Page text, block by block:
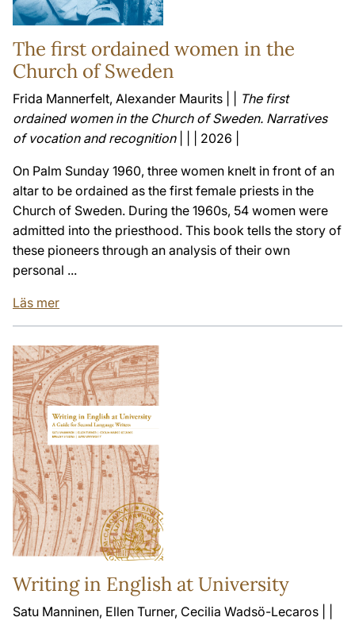
The first ordained women in the
Church of Sweden
Frida Mannerfelt, Alexander Maurits | |
The first
ordained women in the Church of Sweden. Narratives
of vocation and recognition| | | 2026 |
On Palm Sunday 1960, three women knelt in front of an
altar to be ordained as the first female priests in the
Church of Sweden. During the 1960s, 54 women were
admitted into the priesthood. This book tells the story of
these pioneers through an analysis of their own
personal ...
Läs mer
Writing in English at University
Satu Manninen, Ellen Turner, Cecilia Wadsö-Lecaros | |